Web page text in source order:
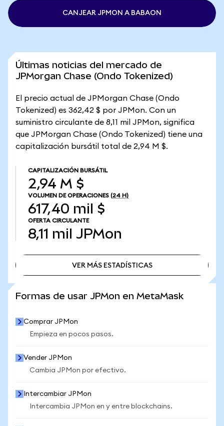
CANJEAR JPMON A BABAON
Últimas noticias del mercado de
JPMorgan Chase (Ondo Tokenized)
El precio actual de JPMorgan Chase (Ondo
Tokenized) es 362,42 $ por JPMon. Con un
suministro circulante de 8,11 mil JPMon, significa
que JPMorgan Chase (Ondo Tokenized) tiene una
capitalización bursátil total de 2,94 M $.
CAPITALIZACIÓN BURSÁTIL
2,94 M $
VOLUMEN DE OPERACIONES (24 H)
617,40 mil $
OFERTA CIRCULANTE
8,11 mil JPMon
VER MÁS ESTADÍSTICAS
Formas de usar JPMon en MetaMask
Comprar JPMon
Empieza en pocos pasos.
Vender JPMon
Cambia JPMon por efectivo.
Intercambiar JPMon
Intercambia JPMon en y entre blockchains.